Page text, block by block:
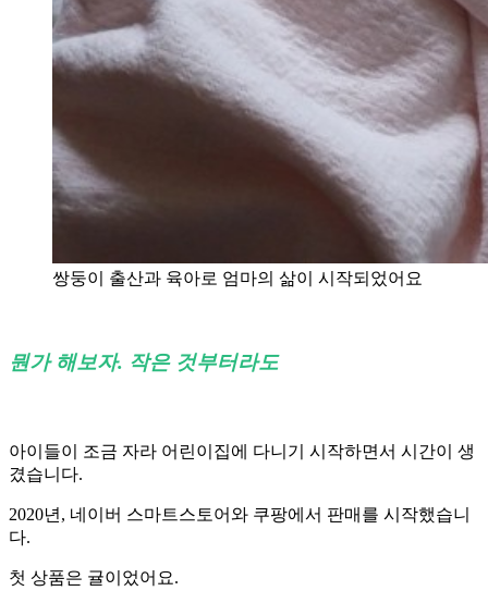
쌍둥이 출산과 육아로 엄마의 삶이 시작되었어요
뭔가 해보자. 작은 것부터라도
아이들이 조금 자라 어린이집에 다니기 시작하면서 시간이 생
겼습니다.
2020년, 네이버 스마트스토어와 쿠팡에서 판매를 시작했습니
다.
첫 상품은 귤이었어요.